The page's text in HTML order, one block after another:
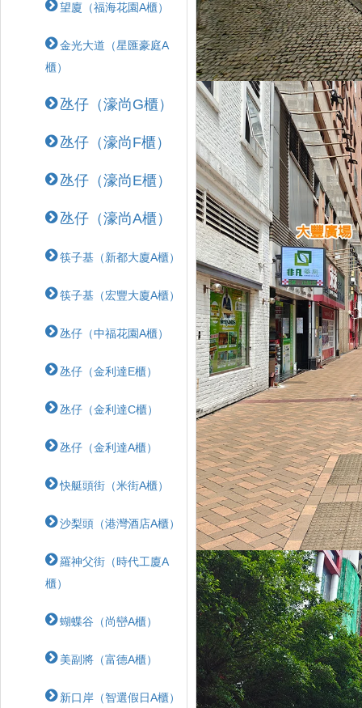
望廈（福海花園A櫃）
金光大道（星匯豪庭A
櫃）
氹仔（濠尚G櫃）
氹仔（濠尚F櫃）
氹仔（濠尚E櫃）
氹仔（濠尚A櫃）
筷子基（新都大廈A櫃）
筷子基（宏豐大廈A櫃）
氹仔（中福花園A櫃）
氹仔（金利達E櫃）
氹仔（金利達C櫃）
氹仔（金利達A櫃）
快艇頭街（米街A櫃）
沙梨頭（港灣酒店A櫃）
羅神父街（時代工廈A
櫃）
蝴蝶⾕（尚巒A櫃）
美副將（富德A櫃）
新口岸（智選假日A櫃）